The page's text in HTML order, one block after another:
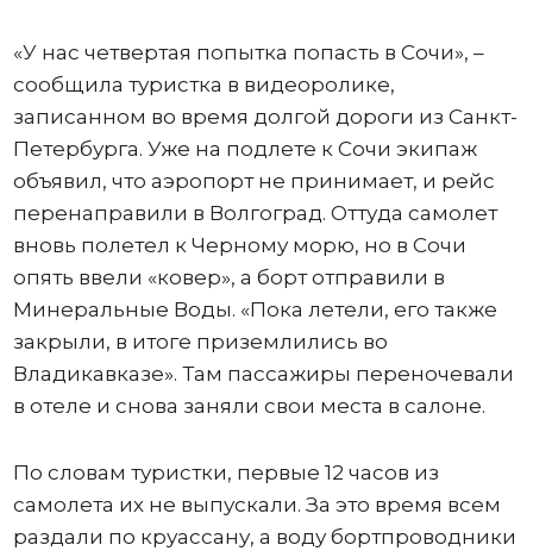
«У нас четвертая попытка попасть в Сочи», –
сообщила туристка в видеоролике,
записанном во время долгой дороги из Санкт-
Петербурга. Уже на подлете к Сочи экипаж
объявил, что аэропорт не принимает, и рейс
перенаправили в Волгоград. Оттуда самолет
вновь полетел к Черному морю, но в Сочи
опять ввели «ковер», а борт отправили в
Минеральные Воды. «Пока летели, его также
закрыли, в итоге приземлились во
Владикавказе». Там пассажиры переночевали
в отеле и снова заняли свои места в салоне.
По словам туристки, первые 12 часов из
самолета их не выпускали. За это время всем
раздали по круассану, а воду бортпроводники